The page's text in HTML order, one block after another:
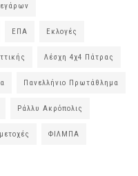
ΕΠΑ Εκλογές
Λέσχη 4χ4 Πάτρας
Πανελλήνιο Πρωτάθλημα
Ράλλυ Ακρόπολις
ΦΙΛΜΠΑ